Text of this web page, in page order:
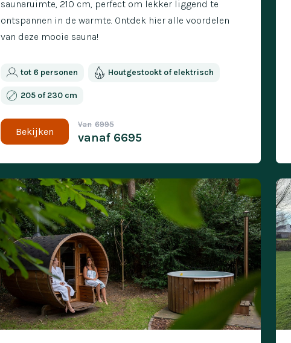
saunaruimte, 210 cm, perfect om lekker liggend te
ontspannen in de warmte. Ontdek hier alle voordelen
van deze mooie sauna!
tot 6 personen Houtgestookt of elektrisch
205 of 230 cm
Bekijken
Van 6995
vanaf 6695